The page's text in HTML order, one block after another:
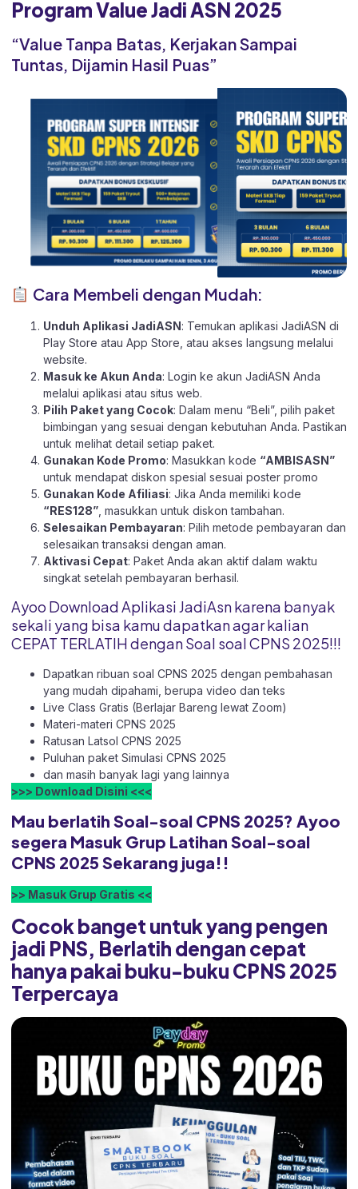
Program Value Jadi ASN 2025
“Value Tanpa Batas, Kerjakan Sampai
Tuntas, Dijamin Hasil Puas”
Cara Membeli dengan Mudah:
Unduh Aplikasi JadiASN: Temukan aplikasi JadiASN di
Play Store atau App Store , atau akses langsung melalui
website.
Masuk ke Akun Anda: Login ke akun JadiASN Anda
melalui aplikasi atau situs web.
Pilih Paket yang Cocok: Dalam menu “Beli”, pilih paket
bimbingan yang sesuai dengan kebutuhan Anda. Pastikan
untuk melihat detail setiap paket.
Gunakan Kode Promo: Masukkan kode “AMBISASN”
untuk mendapat diskon spesial sesuai poster promo
Gunakan Kode Afiliasi: Jika Anda memiliki kode
“RES128” , masukkan untuk diskon tambahan.
Selesaikan Pembayaran: Pilih metode pembayaran dan
selesaikan transaksi dengan aman.
Aktivasi Cepat: Paket Anda akan aktif dalam waktu
singkat setelah pembayaran berhasil.
Ayoo Download Aplikasi JadiAsn karena banyak
sekali yang bisa kamu dapatkan agar kalian
CEPAT TERLATIH dengan Soal soal CPNS 2025!!!
Dapatkan ribuan soal CPNS 2025 dengan pembahasan
yang mudah dipahami, berupa video dan teks
Live Class Gratis (Berlajar Bareng lewat Zoom)
Materi-materi CPNS 2025
Ratusan Latsol CPNS 2025
Puluhan paket Simulasi CPNS 2025
dan masih banyak lagi yang lainnya
>>> Download Disini <<<
Mau berlatih Soal-soal CPNS 2025? Ayoo
segera Masuk Grup Latihan Soal-soal
CPNS 2025 Sekarang juga!!
>> Masuk Grup Gratis <<
Cocok banget untuk yang pengen
jadi PNS, Berlatih dengan cepat
hanya pakai buku-buku CPNS 2025
Terpercaya